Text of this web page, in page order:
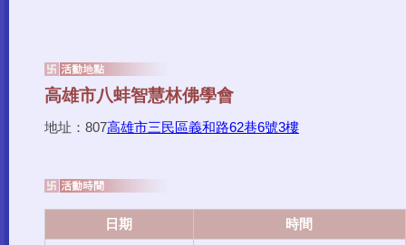
地址：807高雄市三民區義和路62巷6號3樓
日期
時間